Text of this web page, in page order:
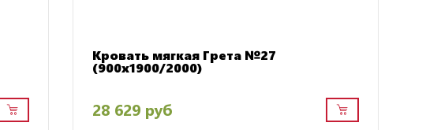
Кровать мягкая Грета №27
(900х1900/2000)
28 629 руб